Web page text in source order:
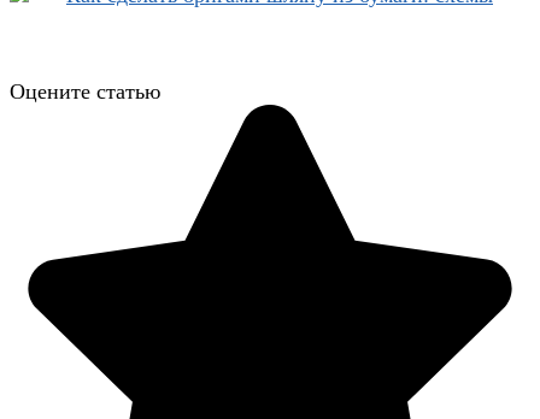
Оцените статью